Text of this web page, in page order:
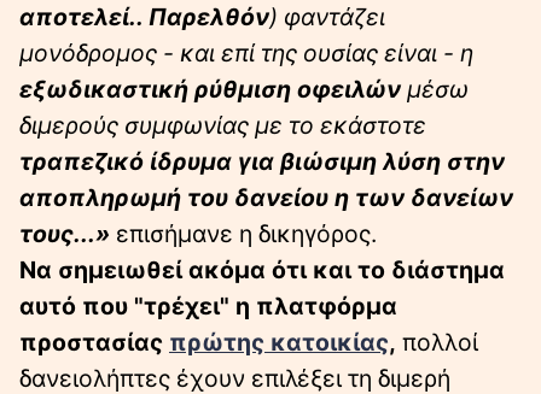
αποτελεί.. Παρελθόν) φαντάζει
μονόδρομος - και επί της ουσίας είναι - η
εξωδικαστική ρύθμιση οφειλών μέσω
διμερούς συμφωνίας με το εκάστοτε
τραπεζικό ίδρυμα για βιώσιμη λύση στην
αποπληρωμή του δανείου η των δανείων
τους...» επισήμανε η δικηγόρος.
Να σημειωθεί ακόμα ότι και το διάστημα
αυτό που "τρέχει" η πλατφόρμα
προστασίας πρώτης κατοικίας, πολλοί
δανειολήπτες έχουν επιλέξει τη διμερή